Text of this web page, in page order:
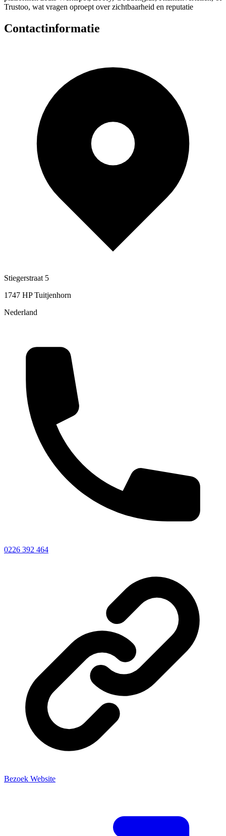
Trustoo, wat vragen oproept over zichtbaarheid en reputatie
Contactinformatie
Stiegerstraat 5
1747 HP Tuitjenhorn
Nederland
0226 392 464
Bezoek Website